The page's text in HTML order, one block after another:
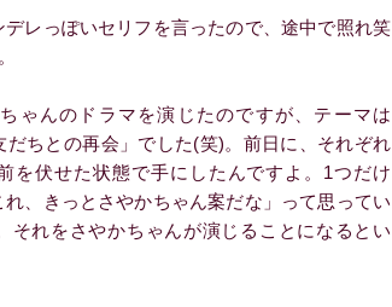
レっぽいセリフを言ったので、途中で照れ笑
ゃんのドラマを演じたのですが、テーマは
だちとの再会」でした(笑)。前日に、それぞれ
を伏せた状態で手にしたんですよ。1つだけ
れ、きっとさやかちゃん案だな」って思ってい
それをさやかちゃんが演じることになるとい